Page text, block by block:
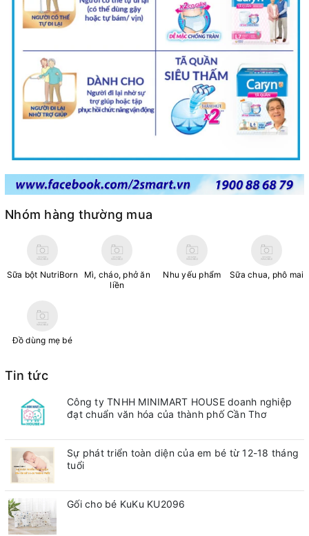
Nhóm hàng thường mua
Sữa bột NutriBorn
Mì, cháo, phở ăn
liền
Nhu yếu phẩm Sữa chua, phô mai
Đồ dùng mẹ bé
Tin tức
Công ty TNHH MINIMART HOUSE doanh nghiệp
đạt chuẩn văn hóa của thành phố Cần Thơ
Sự phát triển toàn diện của em bé từ 12-18 tháng
tuổi
Gối cho bé KuKu KU2096